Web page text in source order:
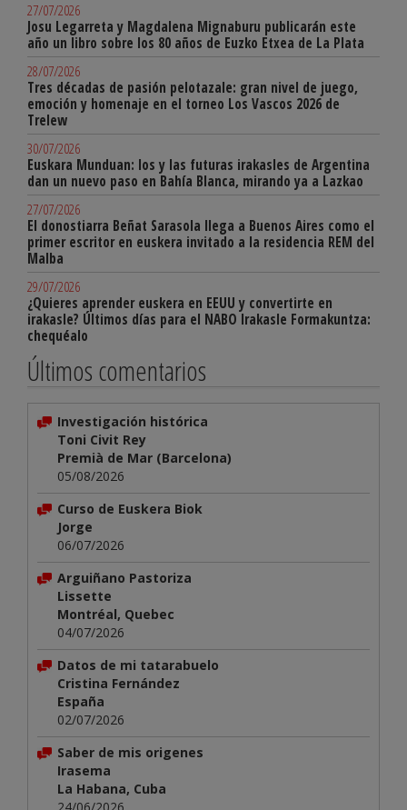
27/07/2026
Josu Legarreta y Magdalena Mignaburu publicarán este
año un libro sobre los 80 años de Euzko Etxea de La Plata
28/07/2026
Tres décadas de pasión pelotazale: gran nivel de juego,
emoción y homenaje en el torneo Los Vascos 2026 de
Trelew
30/07/2026
Euskara Munduan: los y las futuras irakasles de Argentina
dan un nuevo paso en Bahía Blanca, mirando ya a Lazkao
27/07/2026
El donostiarra Beñat Sarasola llega a Buenos Aires como el
primer escritor en euskera invitado a la residencia REM del
Malba
29/07/2026
¿Quieres aprender euskera en EEUU y convertirte en
irakasle? Últimos días para el NABO Irakasle Formakuntza:
chequéalo
Últimos comentarios
Investigación histórica
Toni Civit Rey
Premià de Mar (Barcelona)
05/08/2026
Curso de Euskera Biok
Jorge
06/07/2026
Arguiñano Pastoriza
Lissette
Montréal, Quebec
04/07/2026
Datos de mi tatarabuelo
Cristina Fernández
España
02/07/2026
Saber de mis origenes
Irasema
La Habana, Cuba